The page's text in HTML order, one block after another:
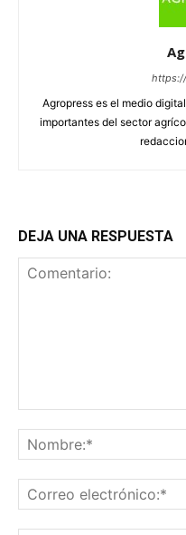
Agropress es el medio
importantes del sector
DEJA UNA RESPUESTA